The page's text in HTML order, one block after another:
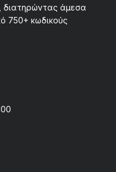
διατηρώντας άμεσα
750+ κωδικούς